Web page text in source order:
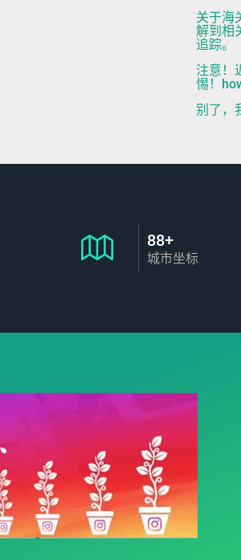
关于海
解到相
追踪。
注意！
惕！
别了，
88+
城市坐标